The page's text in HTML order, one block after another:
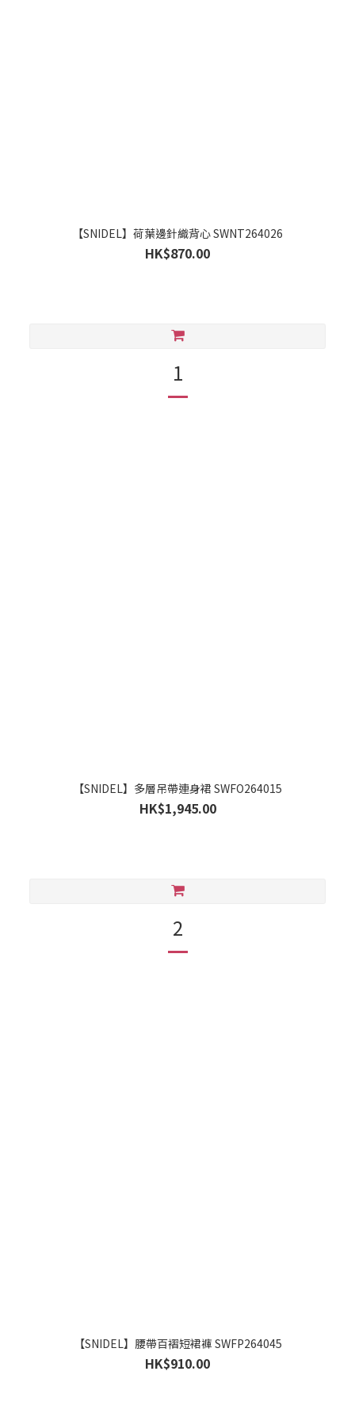
【SNIDEL】荷葉邊針織背心 SWNT264026
HK$870.00
1
【SNIDEL】多層吊帶連身裙 SWFO264015
HK$1,945.00
2
【SNIDEL】腰帶百褶短裙褲 SWFP264045
HK$910.00